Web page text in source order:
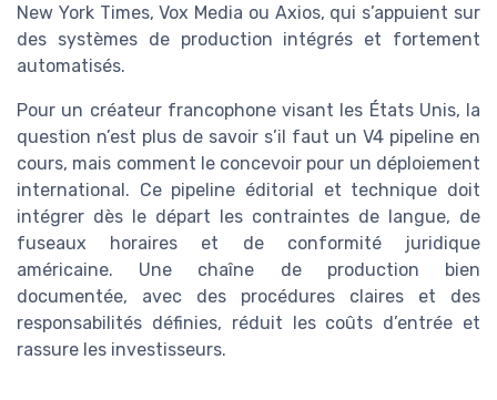
New York Times, Vox Media ou Axios, qui s’appuient sur
des systèmes de production intégrés et fortement
automatisés.
Pour un créateur francophone visant les États Unis, la
question n’est plus de savoir s’il faut un V4 pipeline en
cours, mais comment le concevoir pour un déploiement
international. Ce pipeline éditorial et technique doit
intégrer dès le départ les contraintes de langue, de
fuseaux horaires et de conformité juridique
américaine. Une chaîne de production bien
documentée, avec des procédures claires et des
responsabilités définies, réduit les coûts d’entrée et
rassure les investisseurs.